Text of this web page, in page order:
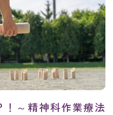
！～精神科作業療法